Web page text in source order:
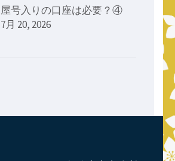
屋号入りの口座は必要？④
7月 20, 2026